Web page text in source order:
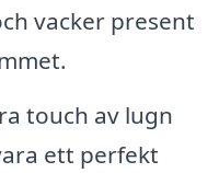
vacker present
touch av lugn
ett perfekt